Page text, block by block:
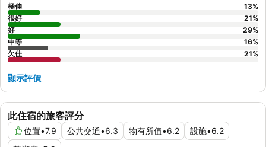
此住宿的旅客評分
位置•7.9 公共交通•6.3 物有所值•6.2 設施•6.2
極佳 13%
很好
21%
好
29%
中等
16%
欠佳
21%
顯示評價